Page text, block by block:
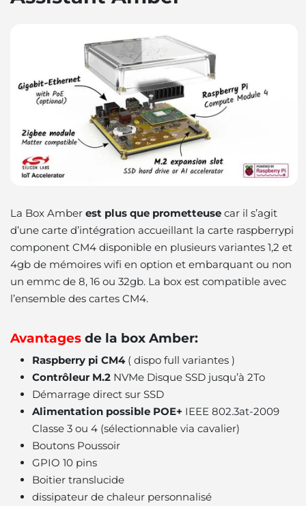
La Box Amber est plus que prometteuse car il s’agit
d’une carte d’intégration accueillant la carte raspberrypi
component CM4 disponible en plusieurs variantes 1,2 et
4gb de mémoires wifi en option et embarquant ou non
un emmc de 8, 16 ou 32gb. La box est compatible avec
l’ensemble des cartes CM4.
Avantages de la box Amber:
Raspberry pi CM4( dispo full variantes )
Contrôleur M.2 NVMe Disque SSD jusqu’à 2To
Démarrage direct sur SSD
Alimentation possible POE+ IEEE 802.3at-2009
Classe 3 ou 4 (sélectionnable via cavalier)
Boutons Poussoir
GPIO 10 pins
Boitier translucide
dissipateur de chaleur personnalisé